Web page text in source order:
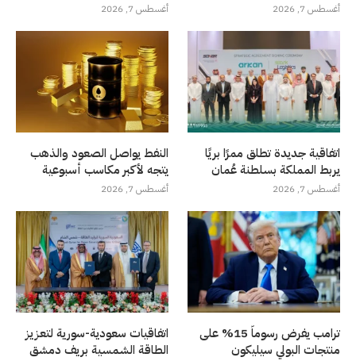
أغسطس 7, 2026 أغسطس 7, 2026
اتفاقية جديدة تطلق ممرًا بريًا
يربط المملكة بسلطنة عُمان
أغسطس 7, 2026
النفط يواصل الصعود والذهب
يتجه لأكبر مكاسب أسبوعية
أغسطس 7, 2026
ترامب يفرض رسوماً 15% على
منتجات البولي سيليكون
اتفاقيات سعودية-سورية لتعزيز
الطاقة الشمسية بريف دمشق